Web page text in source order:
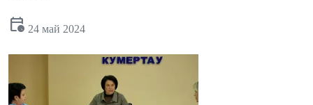
calendar_clock 24 май 2024